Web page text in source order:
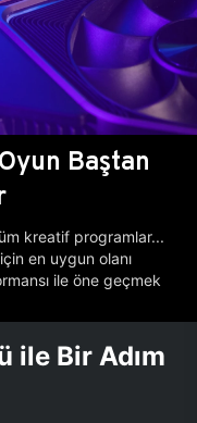
Baştan
kreatif programlar...
en uygun olanı
ile öne geçmek
ile Bir Adım